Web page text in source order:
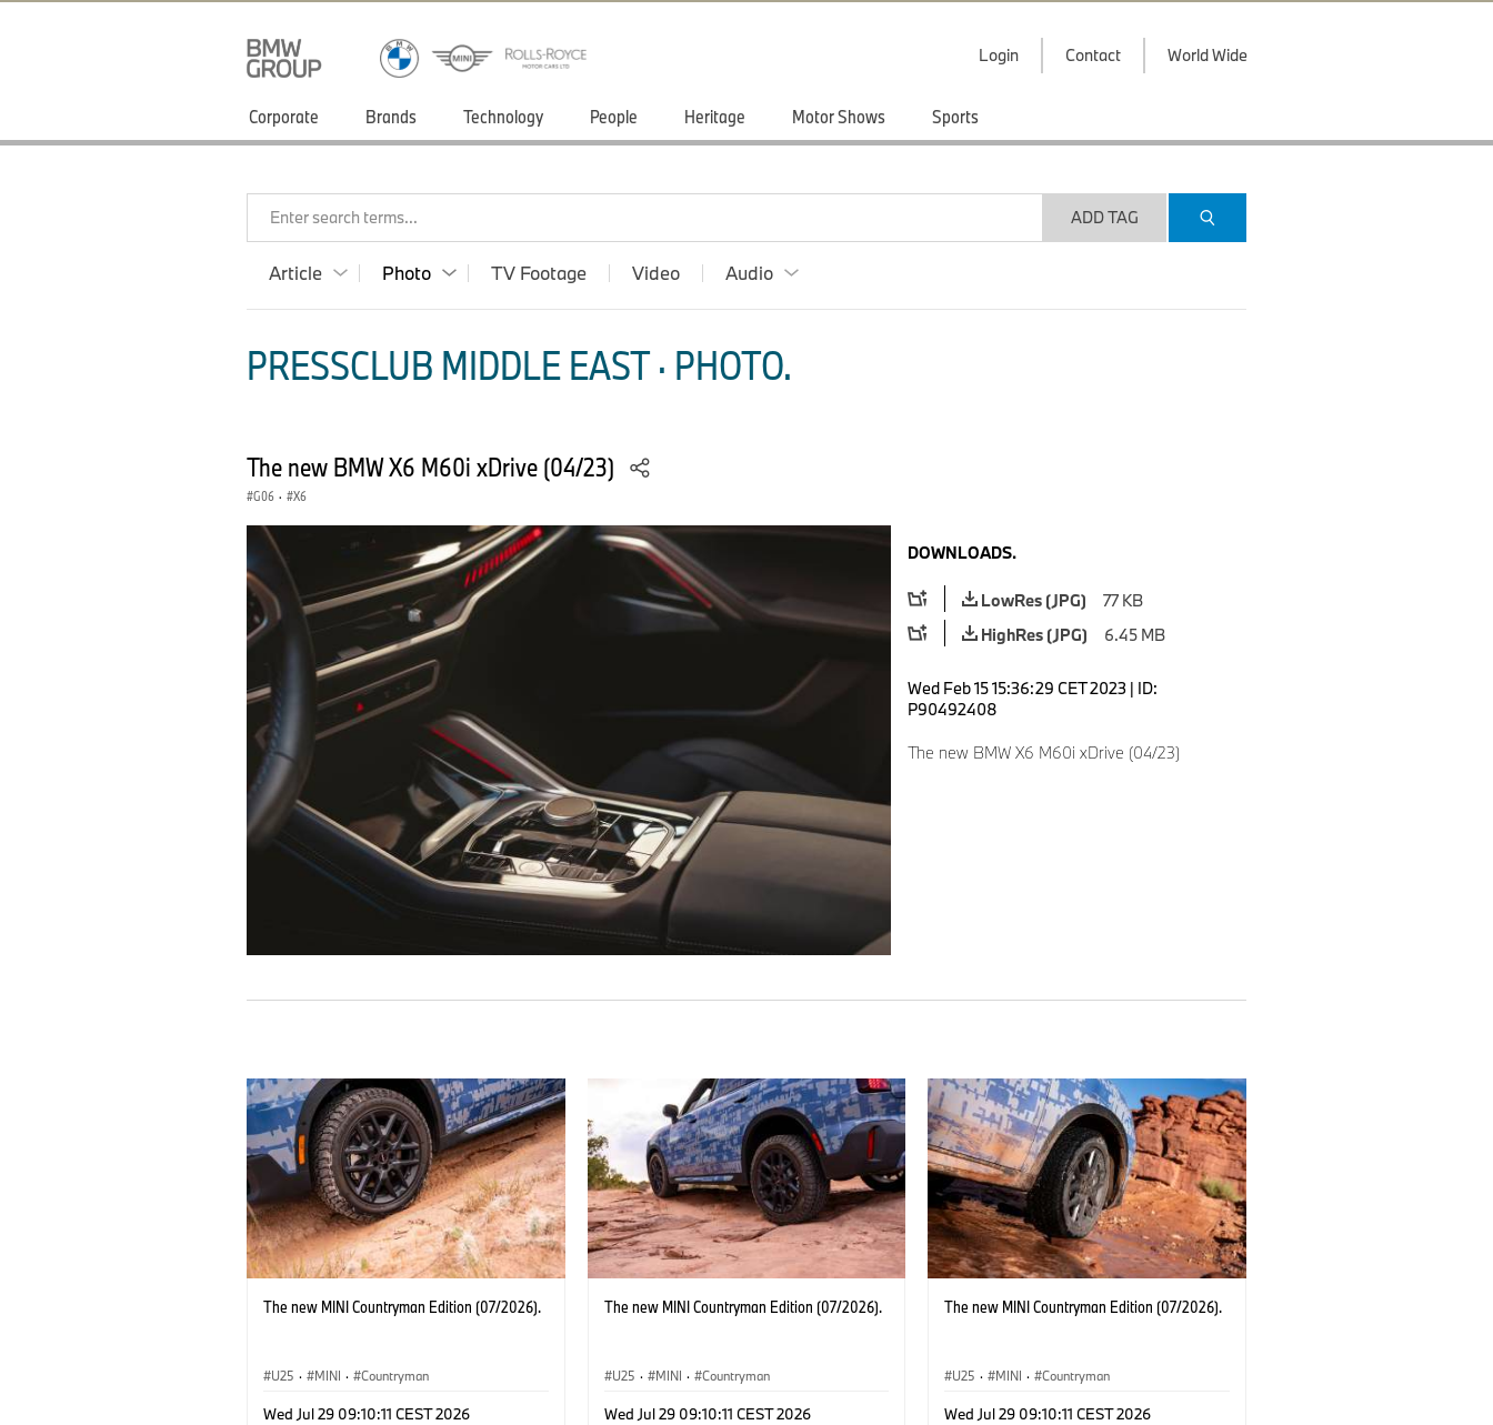
Login Contact World Wide
Corporate Brands Technology People Heritage Motor Shows Sports
Enter search terms... ADD TAG
Article Photo TV Footage Video Audio
PRESSCLUB MIDDLE EAST · PHOTO.
The new BMW X6 M60i xDrive (04/23)
G06 · X6
DOWNLOADS.
LowRes (JPG)
77 KB
HighRes (JPG)
6.45 MB
Wed Feb 15 15:36:29 CET 2023 | ID:
P90492408
The new BMW X6 M60i xDrive (04/23)
The new MINI Countryman Edition (07/2026).
U25 · MINI · Countryman
Wed Jul 29 09:10:11 CEST 2026
The new MINI Countryman Edition (07/2026).
U25 · MINI · Countryman
Wed Jul 29 09:10:11 CEST 2026
The new MINI Countryman Edition (07/2026).
U25 · MINI · Countryman
Wed Jul 29 09:10:11 CEST 2026